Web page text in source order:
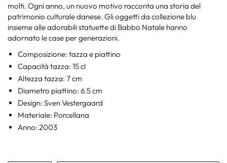
molti. Ogni anno, un nuovo motivo racconta una storia del
patrimonio culturale danese.Gli oggetti da collezione blu
insieme alle adorabili statuette di Babbo Natale hanno
adornato le case per generazioni.
Composizione: tazza e piattino
Capacità tazza: 15 cl
Altezza tazza: 7 cm
Diametro piattino: 6.5 cm
Design: Sven Vestergaard
Materiale: Porcellana
Anno: 2003